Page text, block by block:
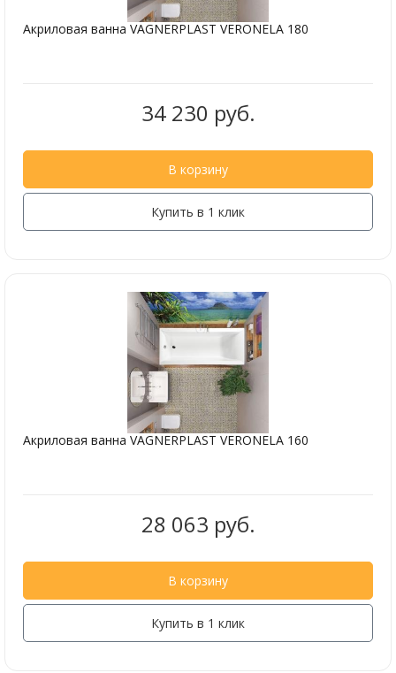
Акриловая ванна VAGNERPLAST VERONELA 180
34 230 руб.
В корзину
Купить в 1 клик
Акриловая ванна VAGNERPLAST VERONELA 160
28 063 руб.
В корзину
Купить в 1 клик